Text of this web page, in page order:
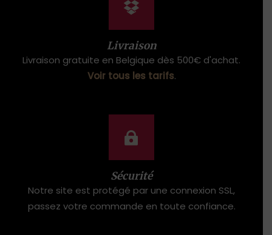
Livraison
Livraison gratuite en Belgique dès 500€ d'achat.
Voir tous les tarifs.
Sécurité
Notre site est protégé par une connexion SSL,
passez votre commande en toute confiance.